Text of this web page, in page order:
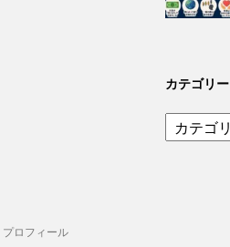
カテゴリー
テ
プロフィール